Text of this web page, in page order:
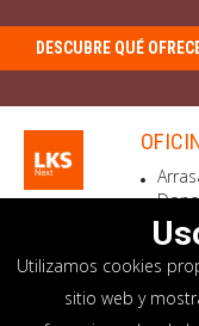
DESCUBRE QUÉ
SEDE
Goiru,
Utilizamos cookies
sitio web y